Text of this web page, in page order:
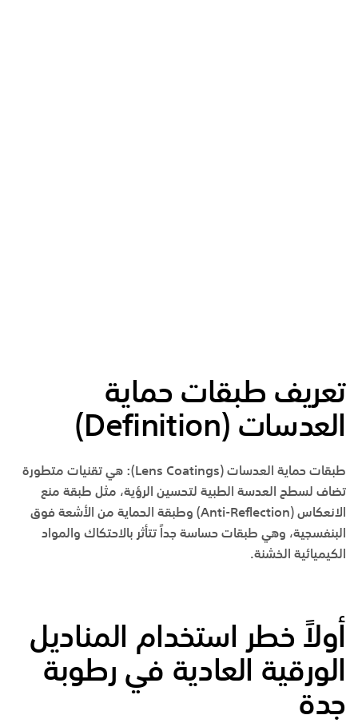
تعريف طبقات حماية
العدسات (Definition
)
طبقات حماية العدسات (Lens Coatings ): هي تقنيات متطورة
تضاف لسطح العدسة الطبية لتحسين الرؤية، مثل طبقة منع
الانعكاس (Anti-Reflection) وطبقة الحماية من الأشعة فوق
البنفسجية، وهي طبقات حساسة جداً تتأثر بالاحتكاك والمواد
الكيميائية الخشنة.
أولاً خطر استخدام المناديل
الورقية العادية في رطوبة
جدة